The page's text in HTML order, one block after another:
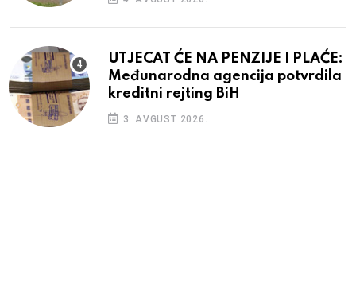
UTJECAT ĆE NA PENZIJE I PLAĆE:
Međunarodna agencija potvrdila
kreditni rejting BiH
3. AVGUST 2026.